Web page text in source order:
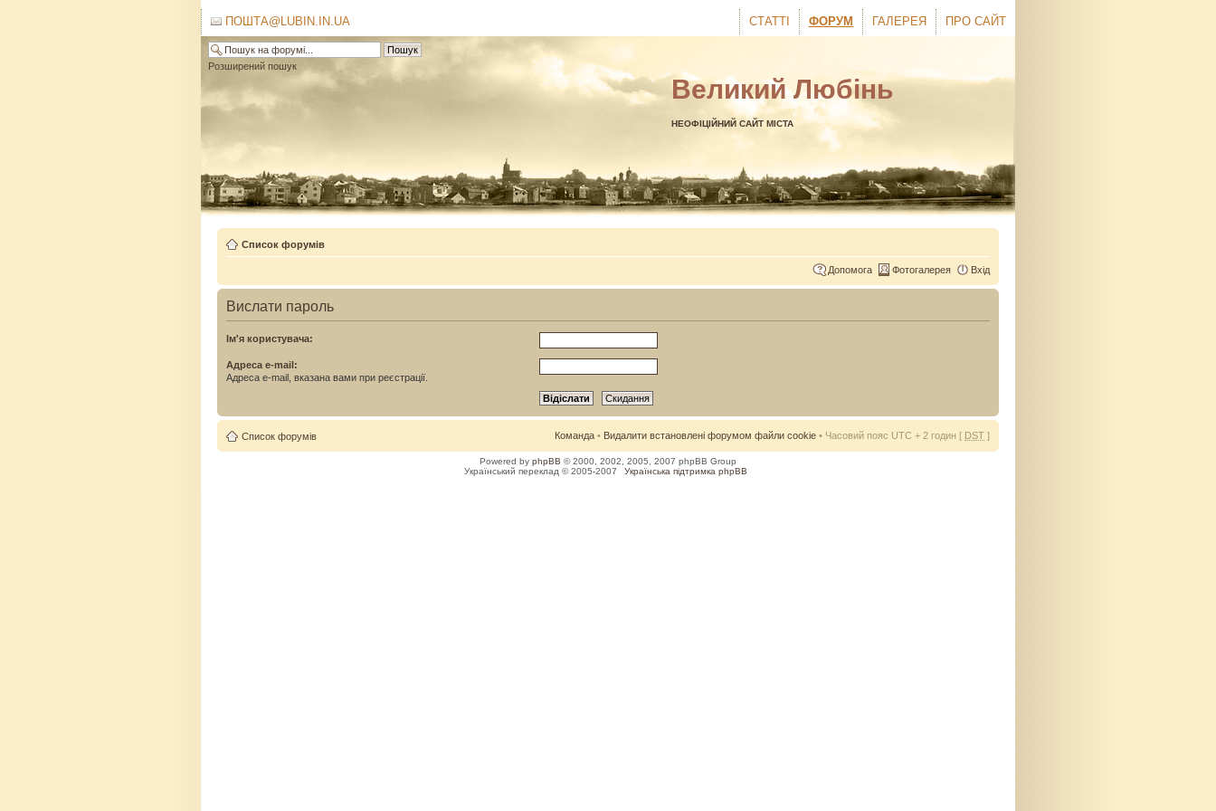
ПРО САЙТ
ГАЛЕРЕЯ
ФОРУМ
СТАТТІ
ПОШТА@LUBIN.IN.UA
Великий Любінь
НЕОФІЦІЙНИЙ САЙТ МІСТА
Розширений пошук
Список форумів
Допомога Фотогалерея Вхід
Вислати пароль
Ім'я користувача:
Адреса e-mail:
Адреса e-mail, вказана вами при реєстрації.
Список форумів Команда • Видалити встановлені форумом файли cookie • Часовий пояс UTC + 2 годин [ DST ]
Powered by phpBB © 2000, 2002, 2005, 2007 phpBB Group
Український переклад © 2005-2007
Українська підтримка phpBB